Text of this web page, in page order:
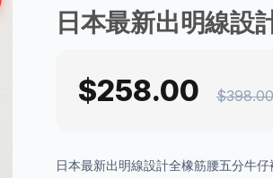
日本最新出明線設
$258.00
日本最新出明線設計全橡筋腰五分